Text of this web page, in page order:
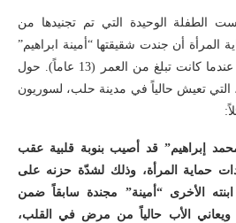
الطفلة الوحيدة التي تم تجنيدها من
المرأة أن جندت شقيقتها “أمينة ابراهيم”
في عفرين، خلال عام 2013 عندما كانت تبلغ من العمر (13 عاماً). حول
تعيش حالياً في مدينة حلب، لسوريون
إبراهيم” قد أصيب بنوبة قلبية عقب
حماية المرأة، وذلك لشدّة حزنه على
الأخرى “أمينة” مجندة سابقاً ضمن
الأب حالياً من مرض في القلب،